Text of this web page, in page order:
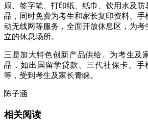
扇、签字笔、打印纸、纸巾、饮用水及防
品，同时免费为考生和家长复印资料、手
动无线网等服务，全面开放休息区，为考
立的休息场所。
三是加大特色创新产品供给。为考生及
品，如出国留学贷款、三代社保卡、手
等，受到考生及家长青睐。
陈子涵
相关阅读